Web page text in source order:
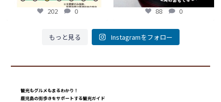
202 0 88 0
もっと見る Instagramをフォロー
観光もグルメもまるわかり！
鹿児島の街歩きをサポートする観光ガイド